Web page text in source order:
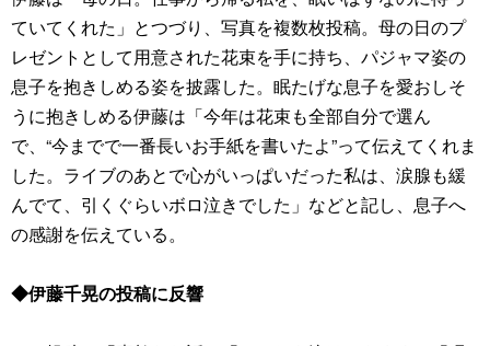
ていてくれた」とつづり、写真を複数枚投稿。母の日のプ
レゼントとして用意された花束を手に持ち、パジャマ姿の
息子を抱きしめる姿を披露した。眠たげな息子を愛おしそ
うに抱きしめる伊藤は「今年は花束も全部自分で選ん
で、“今までで一番長いお手紙を書いたよ”って伝えてくれま
した。ライブのあとで心がいっぱいだった私は、涙腺も緩
んでて、引くぐらいボロ泣きでした」などと記し、息子へ
の感謝を伝えている。
◆伊藤千晃の投稿に反響